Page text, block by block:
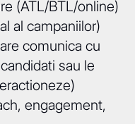
(ATL/BTL/online)
al campaniilor)
comunica cu
sau le
engagement,